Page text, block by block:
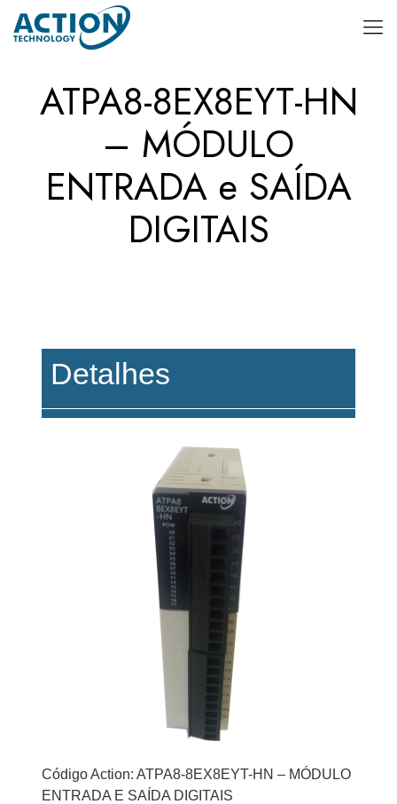
ATPA8-8EX8EYT-HN
– MÓDULO
ENTRADA e SAÍDA
DIGITAIS
Detalhes
Código Action: ATPA8-8EX8EYT-HN – MÓDULO
ENTRADA E SAÍDA DIGITAIS